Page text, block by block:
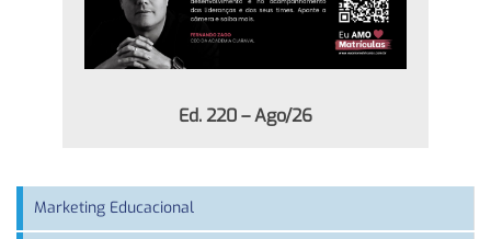
Ed. 220 – Ago/26
Marketing Educacional